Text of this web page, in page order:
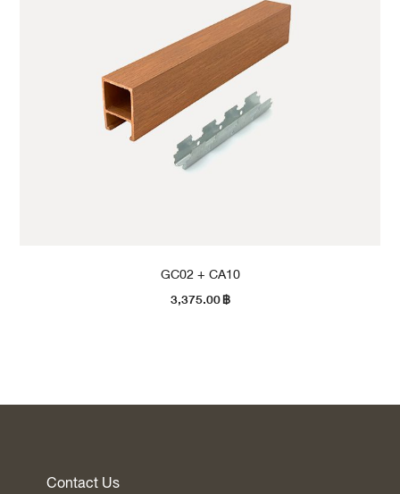
GC02 + CA10
3,375.00฿
Contact Us